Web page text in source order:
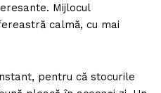
Mijlocul
calmă, cu mai
pentru că stocurile